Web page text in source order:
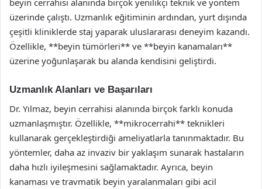
beyin cerrahisi alanında birçok yenilikçi teknik ve yöntem
üzerinde çalıştı. Uzmanlık eğitiminin ardından, yurt dışında
çeşitli kliniklerde staj yaparak uluslararası deneyim kazandı.
Özellikle, **beyin tümörleri** ve **beyin kanamaları**
üzerine yoğunlaşarak bu alanda kendisini geliştirdi.
Uzmanlık Alanları ve Başarıları
Dr. Yılmaz, beyin cerrahisi alanında birçok farklı konuda
uzmanlaşmıştır. Özellikle, **mikrocerrahi** teknikleri
kullanarak gerçekleştirdiği ameliyatlarla tanınmaktadır. Bu
yöntemler, daha az invaziv bir yaklaşım sunarak hastaların
daha hızlı iyileşmesini sağlamaktadır. Ayrıca, beyin
kanaması ve travmatik beyin yaralanmaları gibi acil